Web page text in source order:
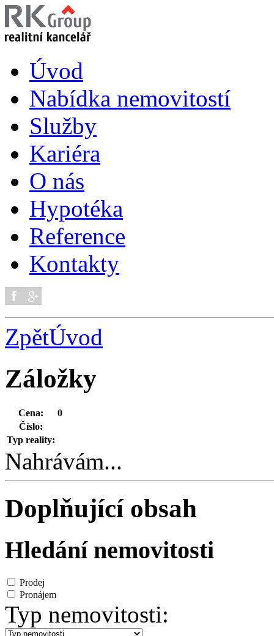
Úvod
Nabídka nemovitostí
Služby
Kariéra
O nás
Hypotéka
Reference
Kontakty
ZpětÚvod
Záložky
Cena:
0
Číslo:
Typ reality:
Nahrávám...
Doplňující obsah
Hledání nemovitosti
Prodej
Pronájem
Typ nemovitosti: